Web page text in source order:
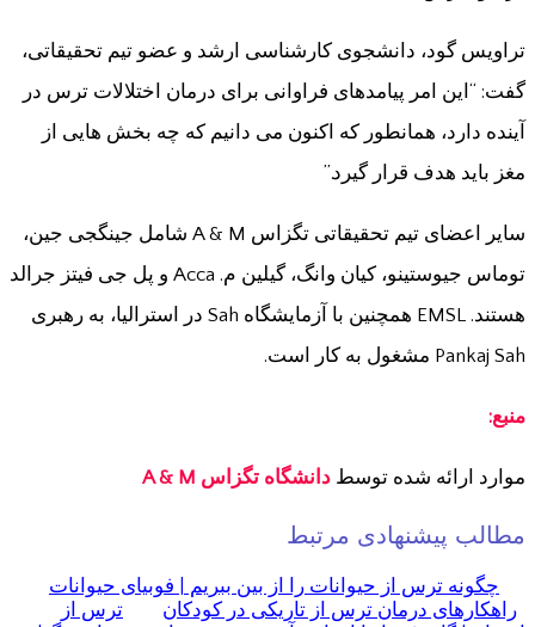
تراویس گود، دانشجوی کارشناسی ارشد و عضو تیم تحقیقاتی،
گفت: “این امر پیامدهای فراوانی برای درمان اختلالات ترس در
آینده دارد، همانطور که اکنون می دانیم که چه بخش هایی از
مغز باید هدف قرار گیرد.”
سایر اعضای تیم تحقیقاتی تگزاس A & M شامل جینگجی جین،
توماس جیوستینو، کیان وانگ، گیلین م. Acca و پل جی فیتز جرالد
هستند. EMSL همچنین با آزمایشگاه Sah در استرالیا، به رهبری
Pankaj Sah مشغول به کار است.
منبع:
موارد ارائه شده توسط دانشگاه تگزاس A & M
مطالب پیشنهادی مرتبط
چگونه ترس از حیوانات را از بین ببریم | فوبیای حیوانات
راهکارهای درمان ترس از تاریکی در کودکان
ترس از